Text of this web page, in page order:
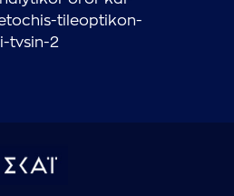
tileoptikon-
tvsin-2